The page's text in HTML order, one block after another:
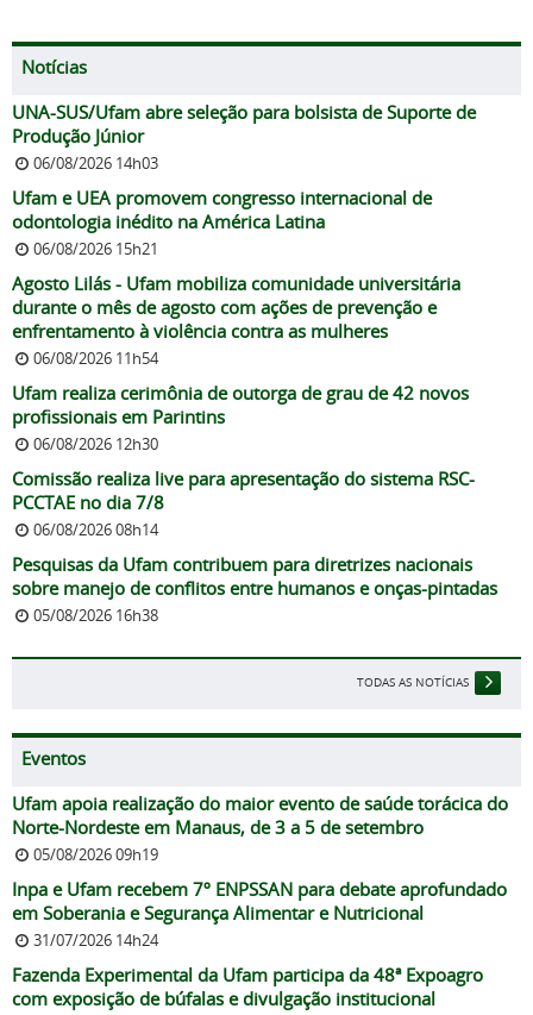
Notícias
UNA-SUS/Ufam abre seleção para bolsista de Suporte de
Produção Júnior
06/08/2026 14h03
Ufam e UEA promovem congresso internacional de
odontologia inédito na América Latina
06/08/2026 15h21
Agosto Lilás - Ufam mobiliza comunidade universitária
durante o mês de agosto com ações de prevenção e
enfrentamento à violência contra as mulheres
06/08/2026 11h54
Ufam realiza cerimônia de outorga de grau de 42 novos
profissionais em Parintins
06/08/2026 12h30
Comissão realiza live para apresentação do sistema RSC-
PCCTAE no dia 7/8
06/08/2026 08h14
Pesquisas da Ufam contribuem para diretrizes nacionais
sobre manejo de conflitos entre humanos e onças-pintadas
05/08/2026 16h38
TODAS AS NOTÍCIAS
Eventos
Ufam apoia realização do maior evento de saúde torácica do
Norte-Nordeste em Manaus, de 3 a 5 de setembro
05/08/2026 09h19
Inpa e Ufam recebem 7º ENPSSAN para debate aprofundado
em Soberania e Segurança Alimentar e Nutricional
31/07/2026 14h24
Fazenda Experimental da Ufam participa da 48ª Expoagro
com exposição de búfalas e divulgação institucional